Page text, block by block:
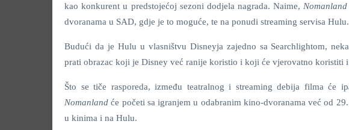
kao konkurent u predstojećoj sezoni dodjela nagrada. Naime, Nomanland
dvoranama u SAD, gdje je to moguće, te na ponudi streaming servisa Hulu.
Budući da je Hulu u vlasništvu Disneyja zajedno sa Searchlightom,
prati obrazac koji je Disney već ranije koristio i koji će vjerovatno koristiti i
Što se tiče rasporeda, između teatralnog i streaming debija filma će
Nomanland će početi sa igranjem u odabranim kino-dvoranama već od
u kinima i na Hulu.